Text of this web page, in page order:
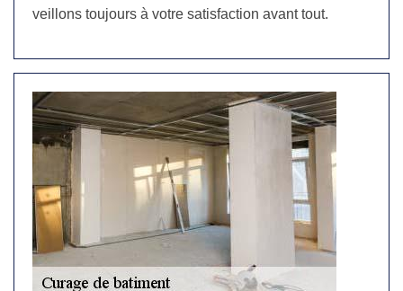
veillons toujours à votre satisfaction avant tout.